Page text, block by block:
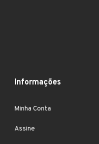
Informações
Minha Conta
Assine